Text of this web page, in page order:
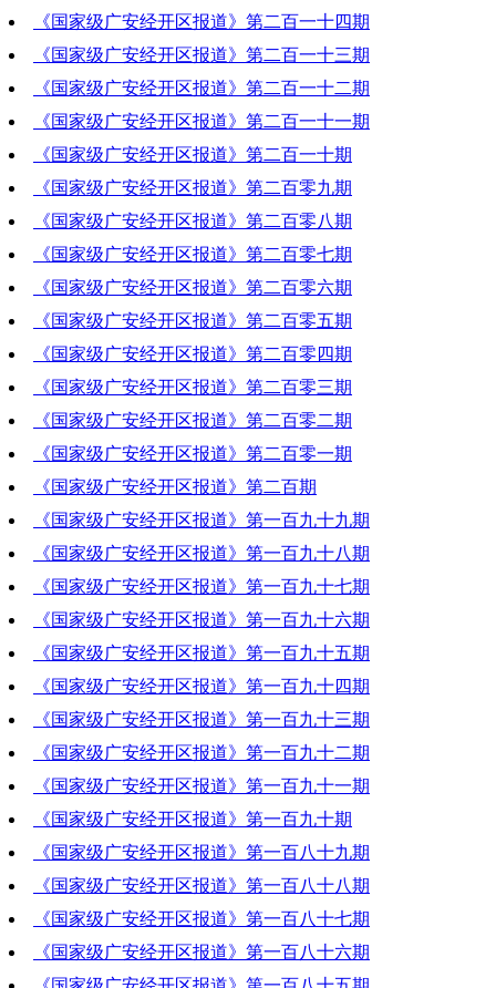
2023-04-27 19:59:01
《国家级广安经开区报道》第二百一十四期
2023-04-20 18:16:44
《国家级广安经开区报道》第二百一十三期
2023-04-13 18:08:58
《国家级广安经开区报道》第二百一十二期
2023-04-06 19:46:07
《国家级广安经开区报道》第二百一十一期
2023-03-30 19:58:43
《国家级广安经开区报道》第二百一十期
2023-03-23 19:54:41
《国家级广安经开区报道》第二百零九期
2023-03-16 20:39:46
《国家级广安经开区报道》第二百零八期
2023-03-09 19:05:02
《国家级广安经开区报道》第二百零七期
2023-03-02 21:06:38
《国家级广安经开区报道》第二百零六期
2023-02-23 19:26:17
《国家级广安经开区报道》第二百零五期
2023-02-16 19:55:04
《国家级广安经开区报道》第二百零四期
2023-02-09 19:06:13
《国家级广安经开区报道》第二百零三期
2023-02-02 19:59:14
《国家级广安经开区报道》第二百零二期
2023-01-26 16:41:56
《国家级广安经开区报道》第二百零一期
《国家级广安经开区报道》第二百期
2023-01-12 19:51:28
《国家级广安经开区报道》第一百九十九期
2023-01-05 19:23:33
《国家级广安经开区报道》第一百九十八期
2022-12-29 19:20:08
《国家级广安经开区报道》第一百九十七期
2022-12-22 19:07:41
《国家级广安经开区报道》第一百九十六期
2022-12-15 19:25:57
《国家级广安经开区报道》第一百九十五期
2022-12-08 20:18:34
《国家级广安经开区报道》第一百九十四期
2022-12-01 18:58:55
《国家级广安经开区报道》第一百九十三期
2022-11-24 20:23:49
《国家级广安经开区报道》第一百九十二期
2022-11-17 19:22:44
《国家级广安经开区报道》第一百九十一期
2022-11-10 20:19:10
《国家级广安经开区报道》第一百九十期
2022-11-03 18:45:47
《国家级广安经开区报道》第一百八十九期
2022-10-27 20:00:19
《国家级广安经开区报道》第一百八十八期
2022-10-20 20:27:47
《国家级广安经开区报道》第一百八十七期
2022-10-13 19:57:03
《国家级广安经开区报道》第一百八十六期